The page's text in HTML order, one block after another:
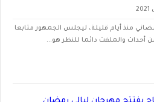
منذ أيام قليلة، ليجلس الجمهور متابعا
أحداث والملفت دائما للنظر هو...